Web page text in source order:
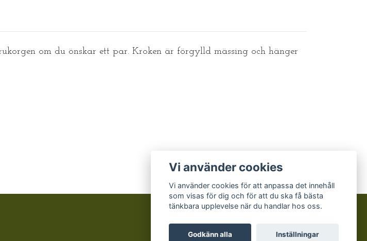
om du önskar ett par. Kroken är förgylld mässing och hänger
Vi använder cookies
Vi använder cookies för att anpassa det innehåll
som visas för dig och för att du ska få bästa
tänkbara upplevelse när du handlar hos oss.
Godkänn alla Inställningar